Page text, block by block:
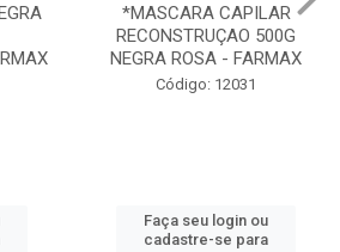
*MASCARA CAPILAR
RECONSTRUÇAO 500G
NEGRA ROSA - FARMAX
Código: 12031
Faça seu login ou
cadastre-se para